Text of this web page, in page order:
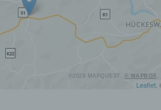
©2026 MAPQUEST, © MAPBOX
Leaflet
identifizierte oder identifizierbare
Daten von dem für
verarbeitet werden.